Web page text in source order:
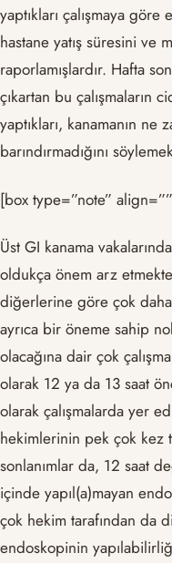
yaptıkları çalışmaya
hastane yatış süresini ve
raporlamışlardır. Hafta
çıkartan bu çalışmaların
yaptıkları, kanamanın
barındırmadığını
[box type=”note”
Üst GI kanama
oldukça önem arz
diğerlerine göre çok
ayrıca bir öneme sahip
olacağına dair çok
olarak 12 ya da 13 saat
olarak çalışmalarda yer
hekimlerinin pek çok kez
sonlanımlar da, 12 saat
içinde yapıl(a)mayan
çok hekim tarafından da
endoskopinin